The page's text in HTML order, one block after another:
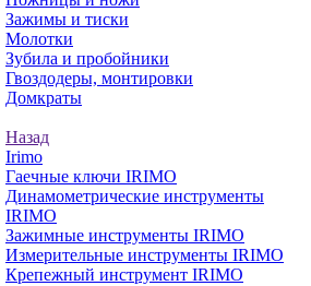
Зажимы и тиски
Молотки
Зубила и пробойники
Гвоздодеры, монтировки
Домкраты
Назад
Irimo
Гаечные ключи IRIMO
Динамометрические инструменты
IRIMO
Зажимные инструменты IRIMO
Измерительные инструменты IRIMO
Крепежный инструмент IRIMO